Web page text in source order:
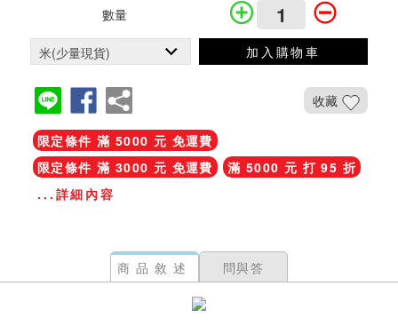
數量
加入購物車
收藏
限定條件 滿 5000 元 免運費
限定條件 滿 3000 元 免運費
滿 5000 元 打 95 折
...詳細內容
商品敘述 問與答